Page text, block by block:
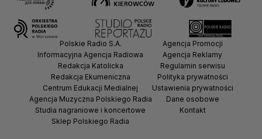
Polskie Radio S.A.
Informacyjna Agencja Radiowa
Redakcja Katolicka
Redakcja Ekumeniczna
Centrum Edukacji Medialnej
Agencja Muzyczna Polskiego Radia
Studia nagraniowe i koncertowe
Sklep Polskiego Radia
Agencja Promocji
Agencja Reklamy
Regulamin serwisu
Polityka prywatności
Ustawienia prywatności
Dane osobowe
Kontakt